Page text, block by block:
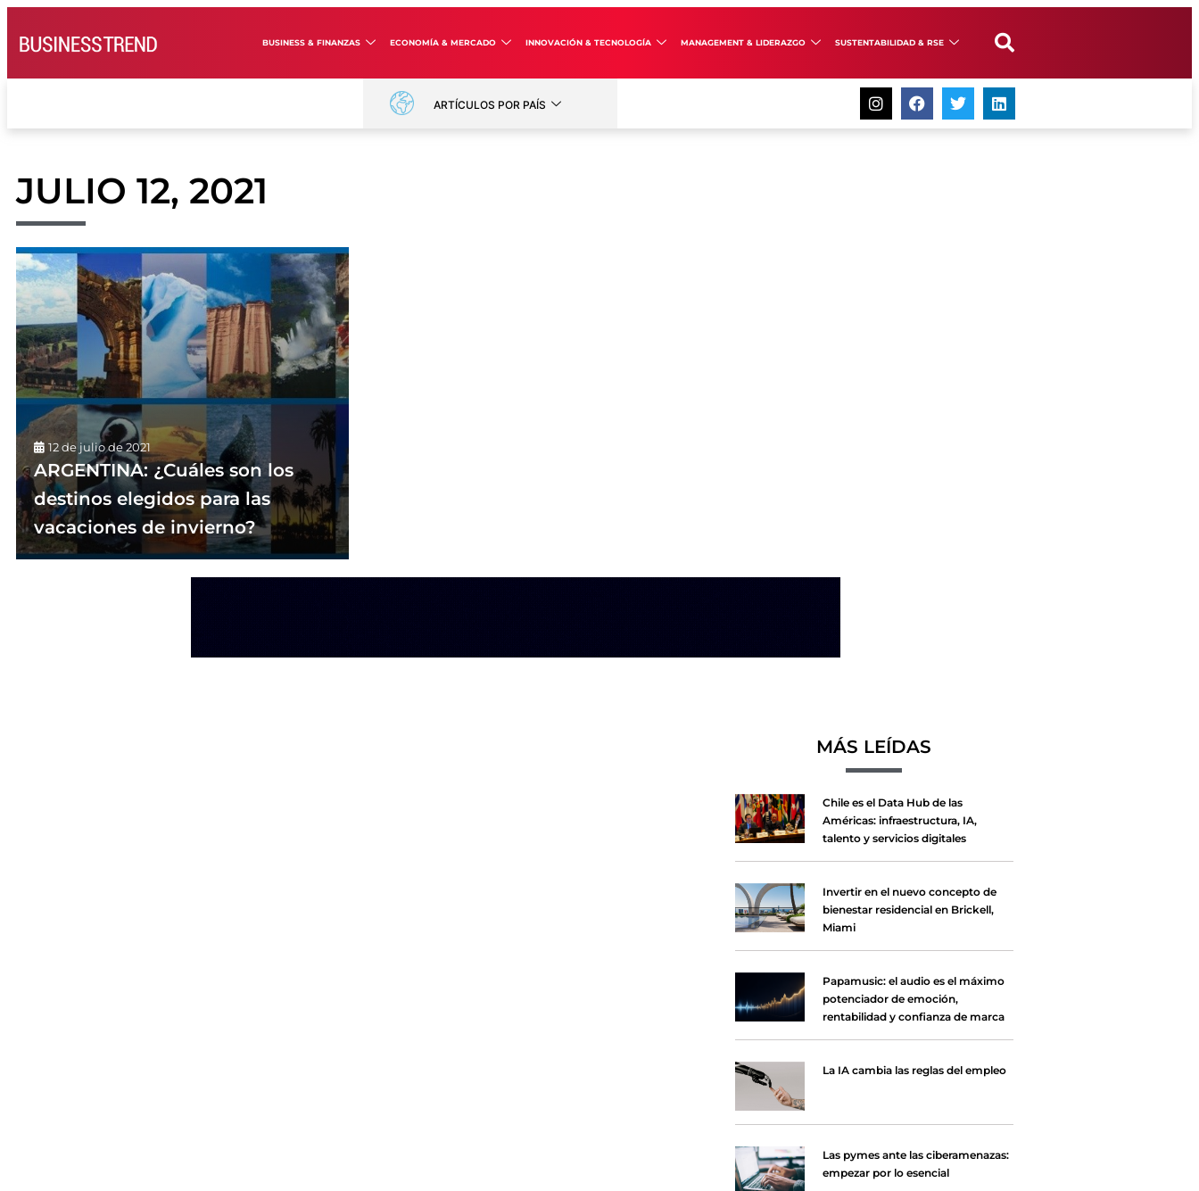
BUSINESS & FINANZAS ECONOMÍA & MERCADO INNOVACIÓN & TECNOLOGÍA MANAGEMENT & LIDERAZGO SUSTENTABILIDAD & RSE
ARTÍCULOS POR PAÍS
JULIO 12, 2021
12 de julio de 2021
ARGENTINA: ¿Cuáles son los
destinos elegidos para las
vacaciones de invierno?
MÁS LEÍDAS
Chile es el Data Hub de las
Américas: infraestructura, IA,
talento y servicios digitales
Invertir en el nuevo concepto de
bienestar residencial en Brickell,
Miami
Papamusic: el audio es el máximo
potenciador de emoción,
rentabilidad y confianza de marca
La IA cambia las reglas del empleo
Las pymes ante las ciberamenazas:
empezar por lo esencial